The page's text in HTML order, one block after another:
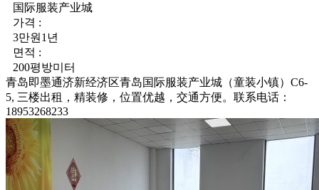
国际服装产业城
가격 :
3만원1년
면적 :
200평방미터
青岛即墨通济新经济区青岛国际服装产业城（童装小镇）C6-
5, 三楼出租，精装修，位置优越，交通方便。联系电话：
18953268233